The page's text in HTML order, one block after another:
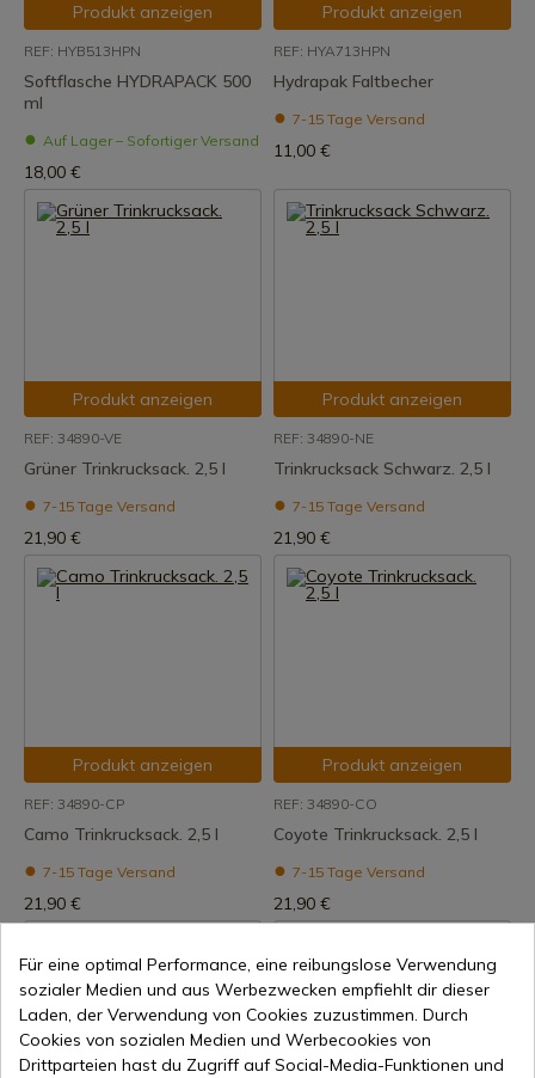
Produkt anzeigen
REF: HYB513HPN
Softflasche HYDRAPACK 500
ml
Auf Lager – Sofortiger Versand
18,00 €
Produkt anzeigen
REF: HYA713HPN
Hydrapak Faltbecher
7-15 Tage Versand
11,00 €
Produkt anzeigen
REF: 34890-VE
Grüner Trinkrucksack. 2,5 l
7-15 Tage Versand
21,90 €
Produkt anzeigen
REF: 34890-NE
Trinkrucksack Schwarz. 2,5 l
7-15 Tage Versand
21,90 €
Produkt anzeigen
REF: 34890-CP
Camo Trinkrucksack. 2,5 l
7-15 Tage Versand
21,90 €
Produkt anzeigen
REF: 34890-CO
Coyote Trinkrucksack. 2,5 l
7-15 Tage Versand
21,90 €
Für eine optimal Performance, eine reibungslose Verwendung
sozialer Medien und aus Werbezwecken empfiehlt dir dieser
Laden, der Verwendung von Cookies zuzustimmen. Durch
Cookies von sozialen Medien und Werbecookies von
Drittparteien hast du Zugriff auf Social-Media-Funktionen und